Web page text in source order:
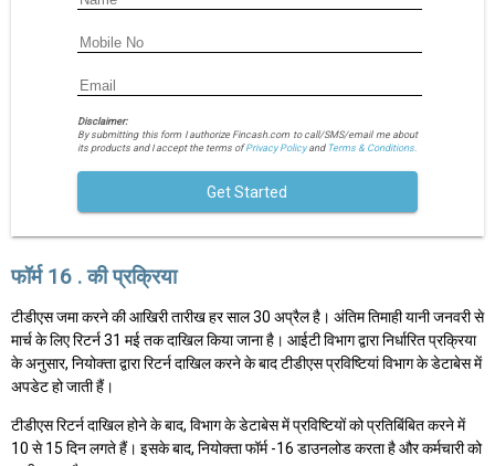
Disclaimer:
By submitting this form I authorize Fincash.com to call/SMS/email me about
its products and I accept the terms ofPrivacy Policyand Terms & Conditions.
Get Started
फॉर्म 16 . की प्रक्रिया
टीडीएस जमा करने की आखिरी तारीख हर साल 30 अप्रैल है। अंतिम तिमाही यानी जनवरी से
मार्च के लिए रिटर्न 31 मई तक दाखिल किया जाना है। आईटी विभाग द्वारा निर्धारित प्रक्रिया
के अनुसार, नियोक्ता द्वारा रिटर्न दाखिल करने के बाद टीडीएस प्रविष्टियां विभाग के डेटाबेस में
अपडेट हो जाती हैं।
टीडीएस रिटर्न दाखिल होने के बाद, विभाग के डेटाबेस में प्रविष्टियों को प्रतिबिंबित करने में
10 से 15 दिन लगते हैं। इसके बाद, नियोक्ता फॉर्म -16 डाउनलोड करता है और कर्मचारी को